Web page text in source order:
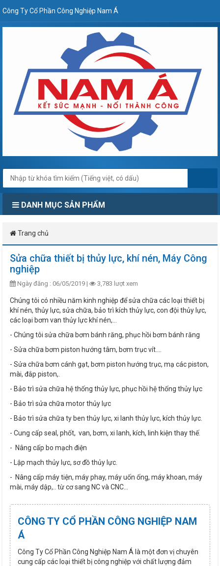
Công Ty Cổ Phần Công Nghiệp Nam Á
DANH MỤC SẢN PHẨM
Trang chủ
Sửa chữa thiết bị thủy lực, khí nén, Máy Công
nghiệp
Ngày đăng : 06/05/2019 | 3,783 lượt xem
Chúng tôi có nhiều năm kinh nghiệp để sửa chữa các loại thiết bị
khí nén, thủy lực, sửa chữa, bảo trì kích thủy lực, con đội thủy lực,
các loại bơm van thủy lực khí nén,...
- Chúng tôi sửa chữa bơm bánh răng, phục hồi bơm bánh răng
- Sửa chữa bơm piston hướng tâm, bơm trục vít....
- Sửa chữa bơm cánh gạt, bơm piston hướng trục, mạ các piston,
mài, đắp piston,.
- Bảo trì sửa chữa hệ thống thủy lực, phục hồi hệ thống thủy lực
- Bảo trì sửa chữa motor thủy lực
- Bảo trì sửa chữa ty ben thủy lực, xi lanh thủy lực, kích thủy lực.
- Cung cấp seal, phốt, van, bơm, xi lanh, kích, linh kiện thay thế.
- Nâng cấp bo mạch điện
- Lập mạch thủy lực, sơ đồ thủy lực.
- Nâng cấp máy tiện, máy phay, máy uốn ống, máy khoan, máy
mài, máy dập,.. từ cơ sang NC và CNC...
CÔNG TY CỔ PHẦN CÔNG NGHIỆP NAM
Á
Công Ty Cổ Phần Công Nghiệp Nam Á là một đơn vị chuyên
cung cấp các loại thiết bị công nghiệp với chất lượng đảm